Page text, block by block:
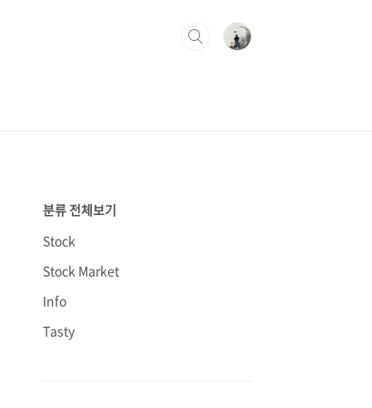
분류 전체보기
Stock
Stock Market
Info
Tasty